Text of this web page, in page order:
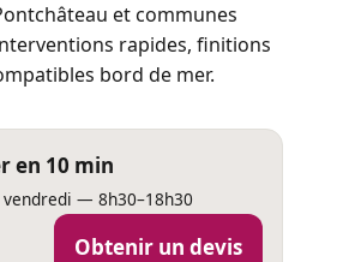
et communes
rapides, finitions
bord de mer.
en 10 min
vendredi — 8h30–18h30
Obtenir un devis